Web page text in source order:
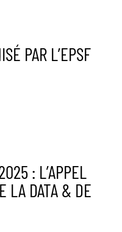
PAR L’EPSF
: L’APPEL
LA DATA & DE